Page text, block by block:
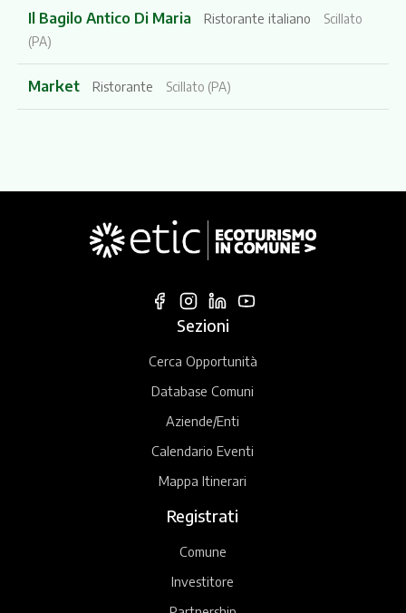
Il Bagilo Antico Di Maria Ristorante italiano
Scillato
(PA)
Market Ristorante Scillato (PA)
Sezioni
Cerca Opportunità
Database Comuni
Aziende/Enti
Calendario Eventi
Mappa Itinerari
Registrati
Comune
Investitore